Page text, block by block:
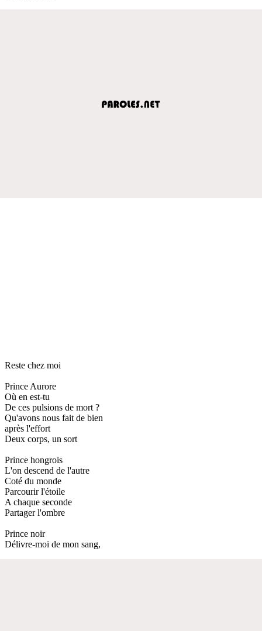
Reste chez moi
Prince Aurore
Où en est-tu
De ces pulsions de mort ?
Qu'avons nous fait de bien
après l'effort
Deux corps, un sort
Prince hongrois
L'on descend de l'autre
Coté du monde
Parcourir l'étoile
A chaque seconde
Partager l'ombre
Prince noir
Délivre-moi de mon sang,